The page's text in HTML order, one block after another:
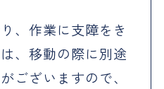
、作業に支障をき
、移動の際に別途
ございますので、